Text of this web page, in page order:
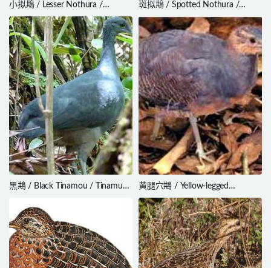
小拟䳍 / Lesser Nothura /
Nothura minor
斑拟䳍 / Spotted Nothura /
Nothura maculosa
黑䳍 / Black Tinamou / Tinamus
黄腿穴䳍 / Yellow-legged
Tinamou / Crypturellus
noctivagus